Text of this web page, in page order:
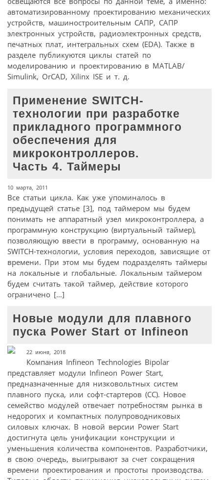
автоматизированному проектированию механических
устройств, машиностроительным САПР, САПР
электронных устройств, радиоэлектронных средств,
печатных плат, интегральных схем (EDA). Также в
разделе публикуются циклы статей по
моделированию и проектированию в MATLAB/
Simulink, OrCAD, Xilinx ISE и т. д.
Применение SWITCH-
технологии при разработке
прикладного программного
обеспечения для
микроконтроллеров.
Часть 4. Таймеры
10 марта, 2011
Все статьи цикла. Как уже упоминалось в
предыдущей статье [3], под таймером мы будем
понимать не аппаратный узел микроконтроллера, а
программную конструкцию (виртуальный таймер),
позволяющую ввести в программу, основанную на
SWITCH-технологии, условия переходов, зависящие от
времени. При этом мы будем подразделять таймеры
на локальные и глобальные. Локальным таймером
будем считать такой таймер, действие которого
ограничено […]
Новые модули для плавного
пуска Power Start от Infineon
22 июня, 2018
Компания Infineon Technologies Bipolar
представляет модули Infineon Power Start,
предназначенные для низковольтных систем
плавного пуска, или софт-стартеров (СС). Новое
семейство модулей отвечает потребностям рынка в
недорогих и компактных полупроводниковых
силовых ключах. В новой версии Power Start
достигнута цель унификации конструкции и
уменьшения количества компонентов. Разработчики,
в свою очередь, выигрывают за счет сокращения
времени проектирования и простоты производства.